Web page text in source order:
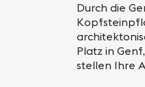
Durch die
Platz in
stellen Ihre